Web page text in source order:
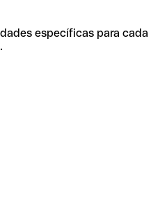
específicas para cada